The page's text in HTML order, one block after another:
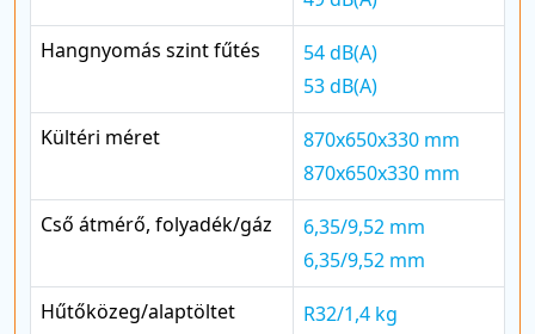
Hangnyomás szint fűtés
54 dB(A)
53 dB(A)
Kültéri méret
870x650x330 mm
870x650x330 mm
Cső átmérő, folyadék/gáz
6,35/9,52 mm
6,35/9,52 mm
Hűtőközeg/alaptöltet
R32/1,4 kg